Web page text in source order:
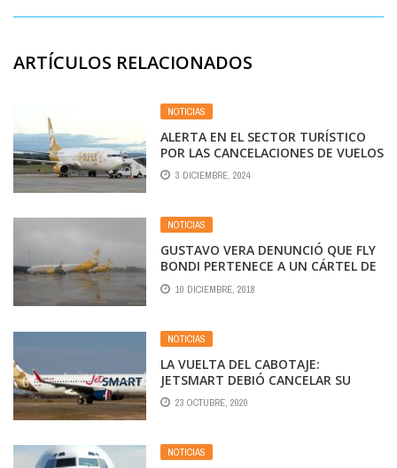
ARTÍCULOS RELACIONADOS
NOTICIAS
ALERTA EN EL SECTOR TURÍSTICO
POR LAS CANCELACIONES DE VUELOS
DE FLYBONDI
3 DICIEMBRE, 2024
NOTICIAS
GUSTAVO VERA DENUNCIÓ QUE FLY
BONDI PERTENECE A UN CÁRTEL DE
DROGAS MEXICANO
10 DICIEMBRE, 2018
NOTICIAS
LA VUELTA DEL CABOTAJE:
JETSMART DEBIÓ CANCELAR SU
PRIMER VUELO
23 OCTUBRE, 2020
NOTICIAS